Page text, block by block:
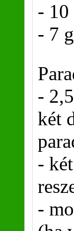
- 10
- 7
-
két
-
-